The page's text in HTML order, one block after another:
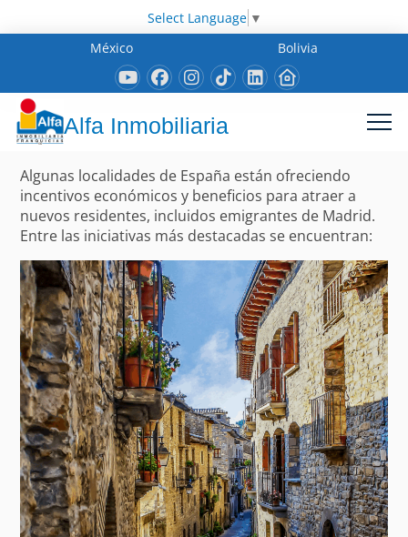
Select Language ▼
México
Bolivia
Alfa Inmobiliaria
Algunas localidades de España están ofreciendo
incentivos económicos y beneficios para atraer a
nuevos residentes, incluidos emigrantes de Madrid.
Entre las iniciativas más destacadas se encuentran: